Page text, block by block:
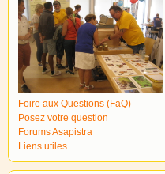
Foire aux Questions (FaQ)
Posez votre question
Forums Asapistra
Liens utiles